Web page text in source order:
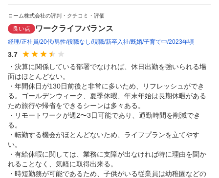
ローム株式会社の評判・クチコミ・評価
良い点 ワークライフバランス
経理 正社員 20代 男性 役職なし 現職 新卒入社 既婚 子育て中 2023年頃
3.7
・決算に関係している部署でなければ、休日出勤を強いられる場
面はほとんどない。
・年間休日が130日前後と非常に多いため、リフレッシュができ
る。ゴールデンウィーク、夏季休暇、年末年始は長期休暇がある
ため旅行や帰省をできるシーンは多々ある。
・リモートワークが週2〜3日可能であり、通勤時間を削減でき
る。
・転勤する機会がほとんどないため、ライフプランを立てやす
い。
・有給休暇に関しては、業務に支障が出なければ特に理由を聞か
れることなく、気軽に取得出来る。
・時短勤務が可能であるため、子供がいる従業員は幼稚園などの